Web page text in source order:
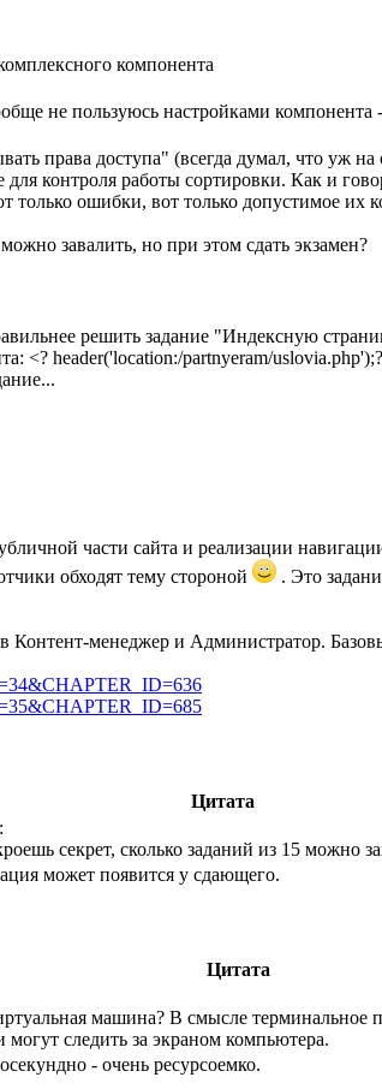
компонента
не пользуюсь настройками
права доступа" (всегда думал, что уж
контроля работы сортировки. Как и
только ошибки, вот только допустимое их
завалить, но при этом сдать экзамен?
решить задание "Индексную
<? header('location:/partnyeram/
части сайта и реализации
обходят тему стороной
. Это
Контент-менеджер и Администратор.
Цитата
секрет, сколько заданий из 15 можно
может появится у сдающего.
Цитата
машина? В смысле
следить за экраном компьютера.
- очень ресурсоемко.